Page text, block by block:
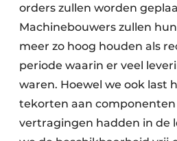
orders zullen worden
Machinebouwers zullen
meer zo hoog houden als
periode waarin er veel
waren. Hoewel we ook last
tekorten aan componenten
vertragingen hadden in de